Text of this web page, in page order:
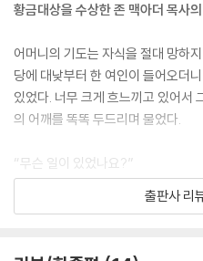
황금대상을 수상한 존 맥아더 목사의
어머니의 기도는 자식을 절대 망하
당에 대낮부터 한 여인이 들어오더
있었다. 너무 크게 흐느끼고 있어서
의 어깨를 똑똑 두드리며 물었다.
“무슨 일이 있었나요?”
여인이 대답했다. “제 아들이 죄악
출판사 리